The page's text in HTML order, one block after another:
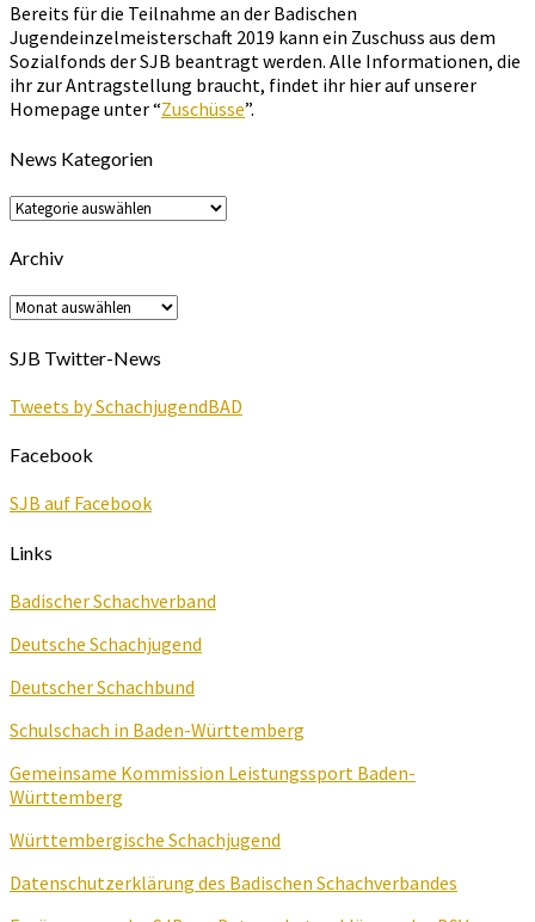
Bereits für die Teilnahme an der Badischen
Jugendeinzelmeisterschaft 2019 kann ein Zuschuss aus dem
Sozialfonds der SJB beantragt werden. Alle Informationen, die
ihr zur Antragstellung braucht, findet ihr hier auf unserer
Homepage unter “Zuschüsse”.
News Kategorien
News
Kategorien
Archiv
Archiv
SJB Twitter-News
Tweets by SchachjugendBAD
Facebook
SJB auf Facebook
Links
Badischer Schachverband
Deutsche Schachjugend
Deutscher Schachbund
Schulschach in Baden-Württemberg
Gemeinsame Kommission Leistungssport Baden-
Württemberg
Württembergische Schachjugend
Datenschutzerklärung des Badischen Schachverbandes